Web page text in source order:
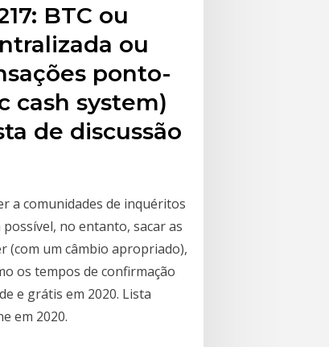
BTC ou
ou
ponto-
cash system)
de discussão
a comunidades de inquéritos
no entanto, sacar as
(com um câmbio apropriado),
os tempos de confirmação
e grátis em 2020. Lista
em 2020.